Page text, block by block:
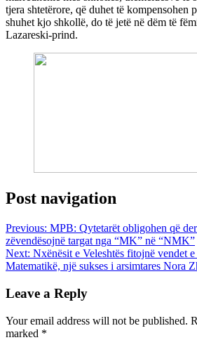
tjera shtetërore, që duhet të kompensohen
shuhet kjo shkollë, do të jetë në dëm të
Lazareski-prind.
Post navigation
Previous: MPB: Qytetarët obligohen që
zëvendësojnë targat nga “MK” në “NMK”
Next: Nxënësit e Veleshtës fitojnë vendet
Matematikë, një sukses i arsimtares Nora
Leave a Reply
Your email address will not be published.
marked *